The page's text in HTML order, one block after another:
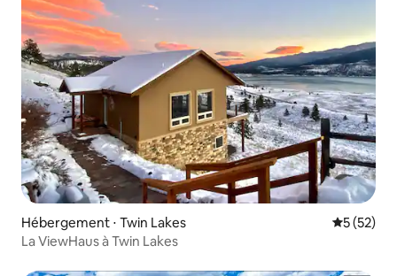
Hébergement ⋅ Twin Lakes
5 (52)
La ViewHaus à Twin Lakes